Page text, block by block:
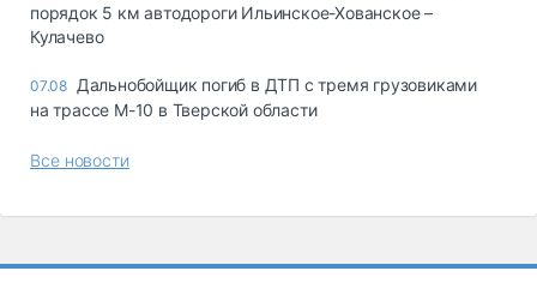
порядок 5 км автодороги Ильинское-Хованское –
Кулачево
07.08 Дальнобойщик погиб в ДТП с тремя грузовиками
на трассе М-10 в Тверской области
Все новости